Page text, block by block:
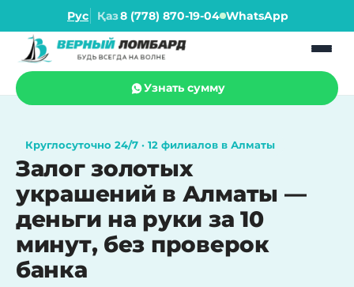
Рус Қаз8 (778) 870-19-04 WhatsApp
Узнать сумму
Круглосуточно 24/7 · 12 филиалов в Алматы
Залог золотых
украшений в Алматы —
деньги на руки за 10
минут, без проверок
банка